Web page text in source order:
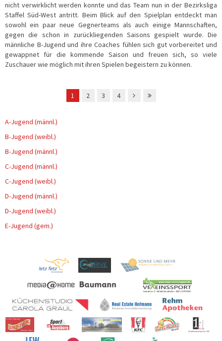
nicht verwirklicht werden konnte und das Team nun in der Bezirksliga
Staffel Süd-West antritt. Beim Blick auf den Spielplan entdeckt man
sowohl ein paar neue Gegnerteams als auch einige Mannschaften,
gegen die schon in zurückliegenden Saisons gespielt wurde. Die
männliche B-Jugend und ihre Coaches fühlen sich gut vorbereitet und
gewappnet für die kommende Saison und freuen sich, so viele
Zuschauer wie möglich mit ihren Spielen begeistern zu können.
1 2 3 4
A-Jugend (männl.)
B-Jugend (weibl.)
B-Jugend (männl.)
C-Jugend (männl.)
C-Jugend (weibl.)
D-Jugend (männl.)
D-Jugend (weibl.)
E-Jugend (gem.)